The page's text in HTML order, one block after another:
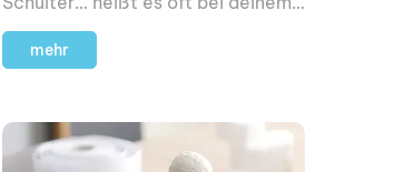
demnächst nicht mehr drei
Wochen auf einen Physio-Termin
mehr